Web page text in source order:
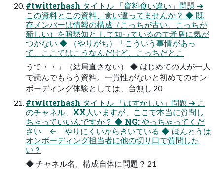
#twitterhash タイトル 「資料食い違い」問題 ➔
この資料とこの資料、食い違ってませんか？ ◆ 既
存メンバーは情報の構成（こっちが古い、こっちが
新しい）を暗黙知と して知っているので矛盾に気が
つかない ◆ （やりがち）「こういう事情があっ
て、ここではこうなんだけど、こっちだとこ
うで・・」（結局直さない） ◆ はじめての人が一人
で読んでもらう資料。一貫性がないと初めてのオン
ボーディング体験としては、台無し 20
#twitterhash タイトル 「はずかしい」問題 ➔ こ
のチャネル、XX人いますが、ここで本当に質問し
ちゃっていいんですか？ ◆ NG: やっちゃってくだ
さい ← やりにくいからきいている ◆ ほんとうは
オンボーディング担当者に他の切り口で質問した
い？
◆ チャネル名、構成自体に問題？ 21